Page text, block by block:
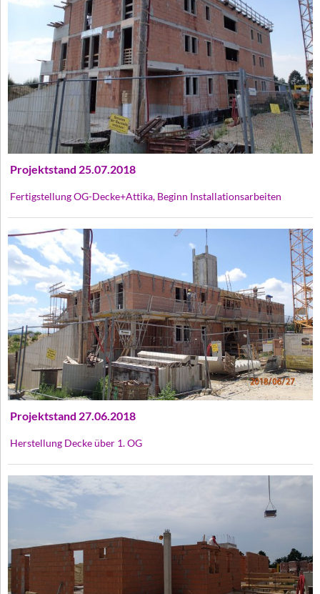
Projektstand 25.07.2018
Fertigstellung OG-Decke+Attika, Beginn Installationsarbeiten
Projektstand 27.06.2018
Herstellung Decke über 1. OG